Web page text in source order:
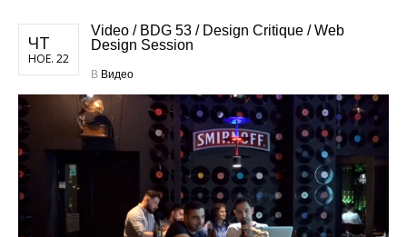
ЧТ
НОЕ. 22
Video / BDG 53 / Design Critique / Web
Design Session
В Видео